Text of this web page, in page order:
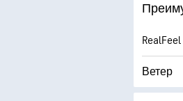
Точка
RealFeel
Ветер